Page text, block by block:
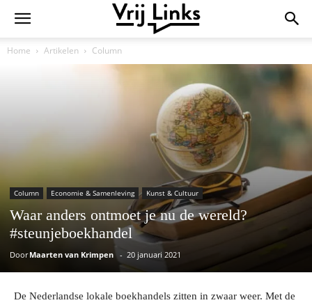
Home Artikelen Column
Column Economie & Samenleving Kunst & Cultuur
Waar anders ontmoet je nu de wereld?
#steunjeboekhandel
Door Maarten van Krimpen - 20 januari 2021
De Nederlandse lokale boekhandels zitten in zwaar weer. Met de